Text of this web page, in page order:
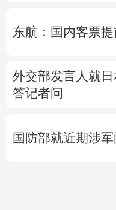
东航：国内客票
外交部发言人就
答记者问
国防部就近期涉